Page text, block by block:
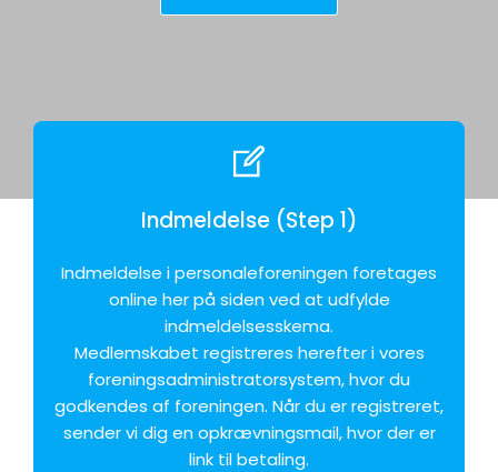
Indmeldelse (Step 1)
Indmeldelse i personaleforeningen foretages
online her på siden ved at udfylde
indmeldelsesskema.
Medlemskabet registreres herefter i vores
foreningsadministratorsystem, hvor du
godkendes af foreningen. Når du er registreret,
sender vi dig en opkrævningsmail, hvor der er
link til betaling.